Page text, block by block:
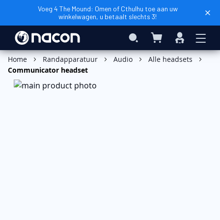
Voeg 4 The Mound: Omen of Cthulhu toe aan uw
winkelwagen, u betaalt slechts 3!
Search Winkelwagen
Inloggen
In Winkelwagen
Home Randapparatuur Audio
Alle headsets
Communicator headset
Ga